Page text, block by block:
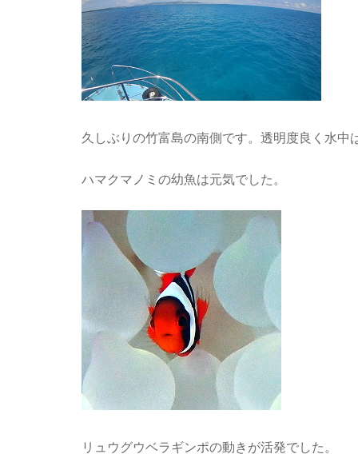
久しぶりの竹富島の南側です。透明度良く水中
ハマクマノミの幼魚は元気でした。
リュウグウベラギンポの動きが活発でした。